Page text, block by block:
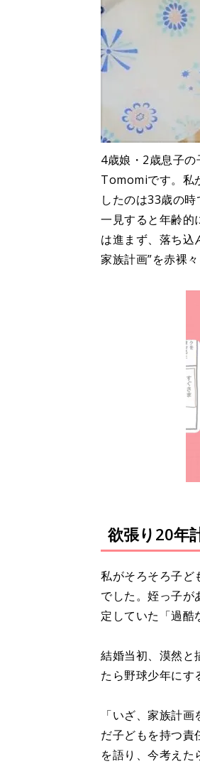
4歳娘・2歳息子
Tomomiです。私
したのは33歳の時
一見すると年齢的
は進まず、落ち込
家族計画”を赤裸
欲張り20年
私がそろそろ子ど
でした。姪っ子が
定していた「過酷
結婚当初、漠然と
たら野球少年にす
「いざ、家族計
だ子どもを持つ責
を語り、今考えた